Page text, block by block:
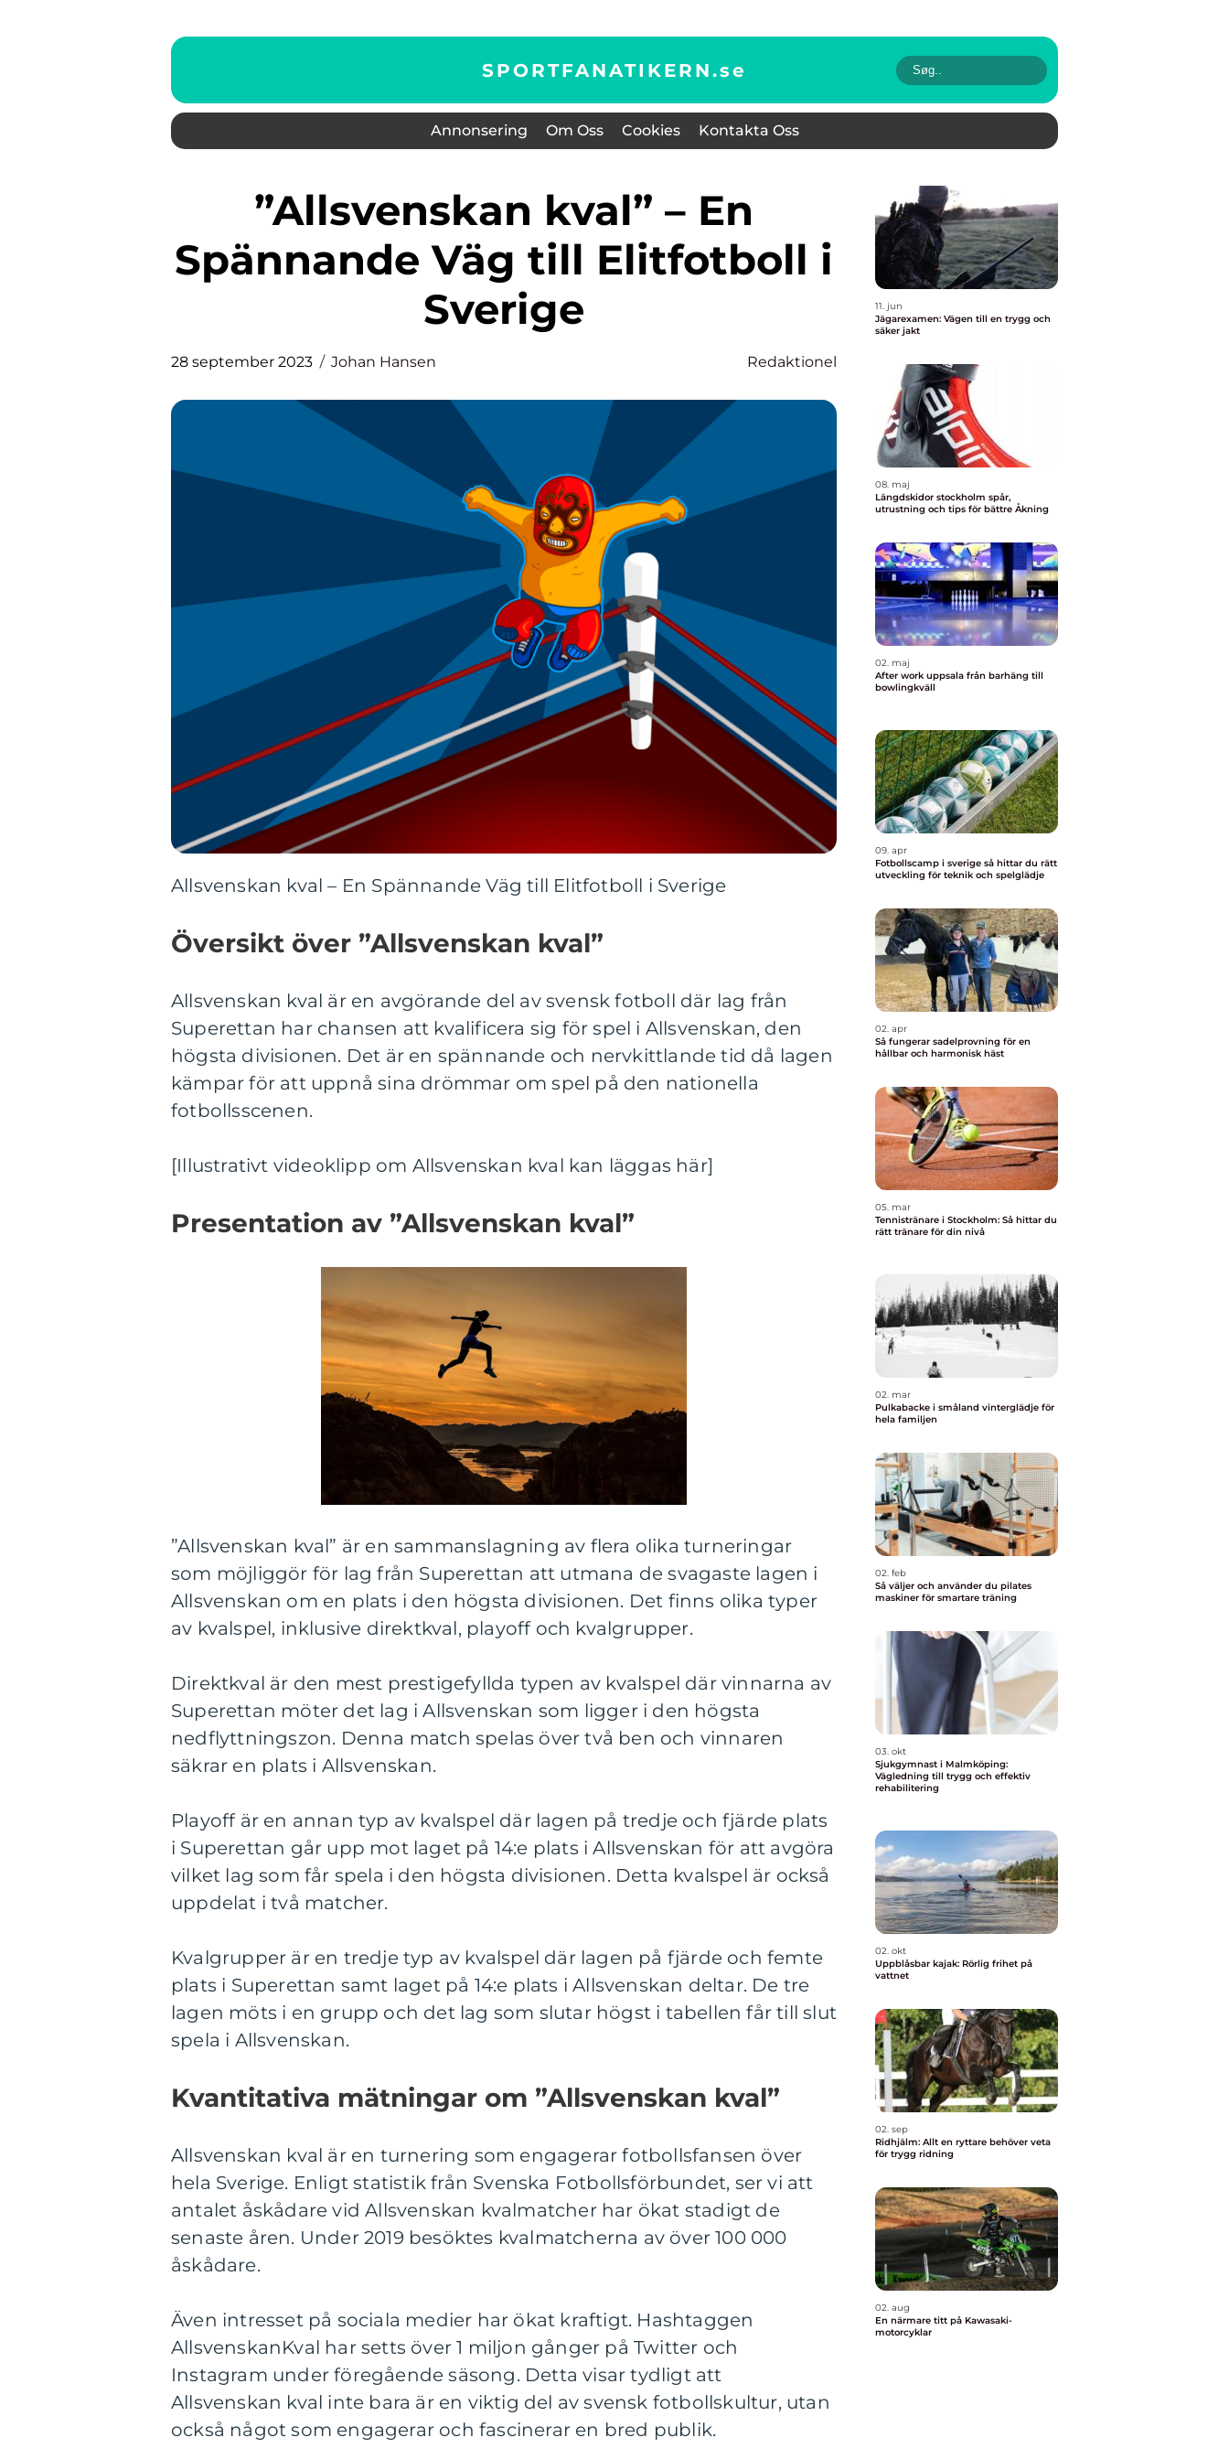
SPORTFANATIKERN.se
Annonsering Om Oss Cookies Kontakta Oss
”Allsvenskan kval” – En
Spännande Väg till Elitfotboll i
Sverige
28 september 2023 Johan Hansen Redaktionel
Allsvenskan kval – En Spännande Väg till Elitfotboll i Sverige
Översikt över ”Allsvenskan kval”
Allsvenskan kval är en avgörande del av svensk fotboll där lag från
Superettan har chansen att kvalificera sig för spel i Allsvenskan, den
högsta divisionen. Det är en spännande och nervkittlande tid då lagen
kämpar för att uppnå sina drömmar om spel på den nationella
fotbollsscenen.
[Illustrativt videoklipp om Allsvenskan kval kan läggas här]
Presentation av ”Allsvenskan kval”
”Allsvenskan kval” är en sammanslagning av flera olika turneringar
som möjliggör för lag från Superettan att utmana de svagaste lagen i
Allsvenskan om en plats i den högsta divisionen. Det finns olika typer
av kvalspel, inklusive direktkval, playoff och kvalgrupper.
Direktkval är den mest prestigefyllda typen av kvalspel där vinnarna av
Superettan möter det lag i Allsvenskan som ligger i den högsta
nedflyttningszon. Denna match spelas över två ben och vinnaren
säkrar en plats i Allsvenskan.
Playoff är en annan typ av kvalspel där lagen på tredje och fjärde plats
i Superettan går upp mot laget på 14:e plats i Allsvenskan för att avgöra
vilket lag som får spela i den högsta divisionen. Detta kvalspel är också
uppdelat i två matcher.
Kvalgrupper är en tredje typ av kvalspel där lagen på fjärde och femte
plats i Superettan samt laget på 14:e plats i Allsvenskan deltar. De tre
lagen möts i en grupp och det lag som slutar högst i tabellen får till slut
spela i Allsvenskan.
Kvantitativa mätningar om ”Allsvenskan kval”
Allsvenskan kval är en turnering som engagerar fotbollsfansen över
hela Sverige. Enligt statistik från Svenska Fotbollsförbundet, ser vi att
antalet åskådare vid Allsvenskan kvalmatcher har ökat stadigt de
senaste åren. Under 2019 besöktes kvalmatcherna av över 100 000
åskådare.
Även intresset på sociala medier har ökat kraftigt. Hashtaggen
AllsvenskanKval har setts över 1 miljon gånger på Twitter och
Instagram under föregående säsong. Detta visar tydligt att
Allsvenskan kval inte bara är en viktig del av svensk fotbollskultur, utan
också något som engagerar och fascinerar en bred publik.
11. jun
Jägarexamen: Vägen till en trygg och
säker jakt
08. maj
Längdskidor stockholm spår,
utrustning och tips för bättre Åkning
02. maj
After work uppsala från barhäng till
bowlingkväll
09. apr
Fotbollscamp i sverige så hittar du rätt
utveckling för teknik och spelglädje
02. apr
Så fungerar sadelprovning för en
hållbar och harmonisk häst
05. mar
Tennistränare i Stockholm: Så hittar du
rätt tränare för din nivå
02. mar
Pulkabacke i småland vinterglädje för
hela familjen
02. feb
Så väljer och använder du pilates
maskiner för smartare träning
03. okt
Sjukgymnast i Malmköping:
Vägledning till trygg och effektiv
rehabilitering
02. okt
Uppblåsbar kajak: Rörlig frihet på
vattnet
02. sep
Ridhjälm: Allt en ryttare behöver veta
för trygg ridning
02. aug
En närmare titt på Kawasaki-
motorcyklar